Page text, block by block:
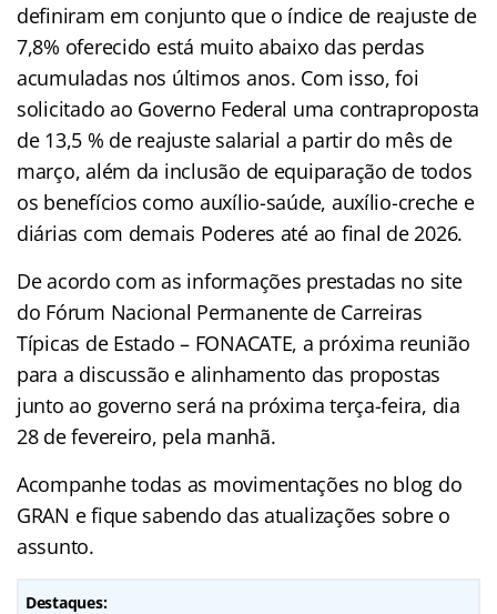
definiram em conjunto que o índice de reajuste de
7,8% oferecido está muito abaixo das perdas
acumuladas nos últimos anos. Com isso, foi
solicitado ao Governo Federal uma contraproposta
de 13,5 % de reajuste salarial a partir do mês de
março, além da inclusão de equiparação de todos
os benefícios como auxílio-saúde, auxílio-creche e
diárias com demais Poderes até ao final de 2026.
De acordo com as informações prestadas no site
do Fórum Nacional Permanente de Carreiras
Típicas de Estado – FONACATE, a próxima reunião
para a discussão e alinhamento das propostas
junto ao governo será na próxima terça-feira, dia
28 de fevereiro, pela manhã.
Acompanhe todas as movimentações no blog do
GRAN e fique sabendo das atualizações sobre o
assunto.
Destaques: